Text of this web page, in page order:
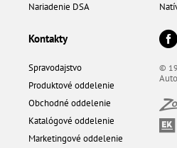
Nariadenie DSA
Kontakty
Spravodajstvo
Produktové oddelenie
Obchodné oddelenie
Katalógové oddelenie
Marketingové oddelenie
©